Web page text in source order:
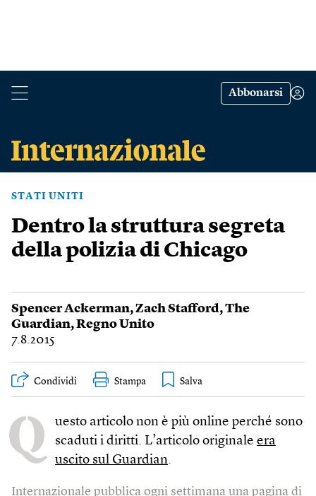
Abbonarsi
STATI UNITI
Dentro la struttura segreta
della polizia di Chicago
Spencer Ackerman,Zach Stafford,The
Guardian,Regno Unito
7.8.2015
Condividi Stampa
Q uesto articolo non è più online perché sono
scaduti i diritti. L’articolo originale era
uscito sul Guardian.
Internazionale pubblica ogni settimana una pagina di